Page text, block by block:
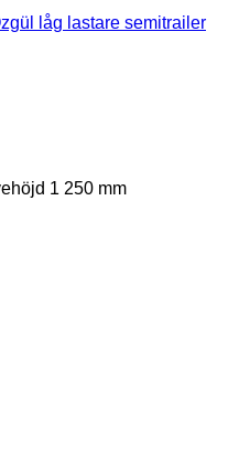
låg lastare semitrailer
1 250 mm